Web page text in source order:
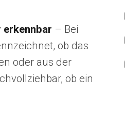
erkennbar – Bei
ob das
oder aus der
ob ein